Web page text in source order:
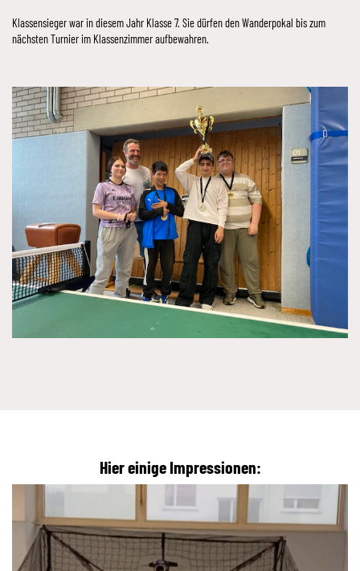
Klassensieger war in diesem Jahr Klasse 7. Sie dürfen den Wanderpokal bis zum
nächsten Turnier im Klassenzimmer aufbewahren.
Hier einige Impressionen: